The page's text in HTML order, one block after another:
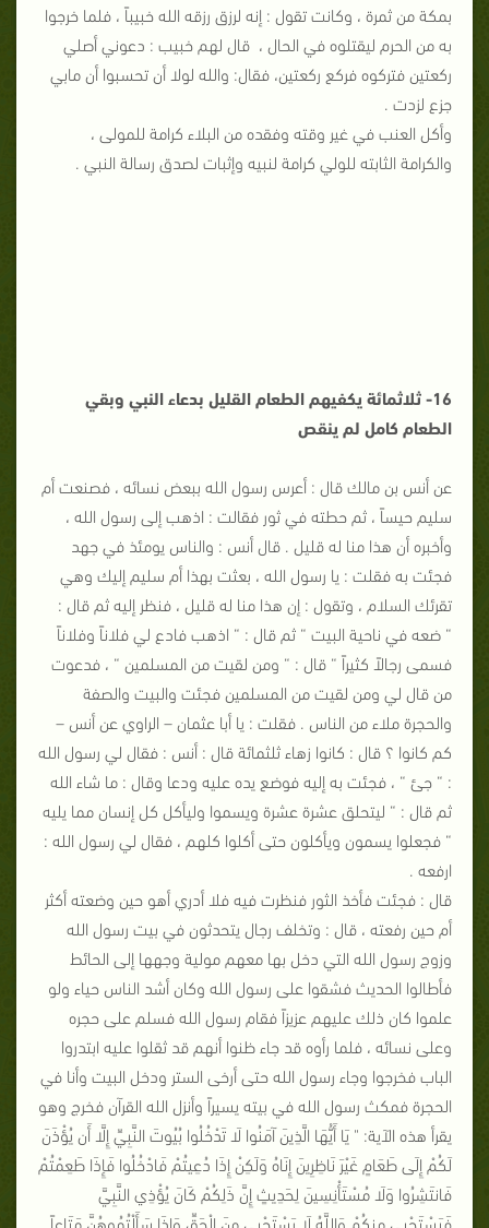
بمكة من ثمرة ، وكانت تقول : إنه لرزق رزقه الله خبيباً ، فلما خرجوا
به من الحرم ليقتلوه في الحال ، قال لهم خبيب : دعوني أصلي
ركعتين فتركوه فركع ركعتين، فقال: والله لولا أن تحسبوا أن مابي
جزع لزدت .
وأكل العنب في غير وقته وفقده من البلاء كرامة للمولى ،
والكرامة الثابته للولي كرامة لنبيه وإثبات لصدق رسالة النبي .
16- ثلاثمائة يكفيهم الطعام القليل بدعاء النبي وبقي
الطعام كامل لم ينقص
عن أنس بن مالك قال : أعرس رسول الله ببعض نسائه ، فصنعت أم
سليم حيساً ، ثم حطته في ثور فقالت : اذهب إلى رسول الله ،
وأخبره أن هذا منا له قليل . قال أنس : والناس يومئذ في جهد
فجئت به فقلت : يا رسول الله ، بعثت بهذا أم سليم إليك وهي
تقرئك السلام ، وتقول : إن هذا منا له قليل ، فنظر إليه ثم قال :
“ ضعه في ناحية البيت “ ثم قال : “ اذهب فادع لي فلاناً وفلاناً
فسمى رجالاً كثيراً “ قال : “ ومن لقيت من المسلمين “ ، فدعوت
من قال لي ومن لقيت من المسلمين فجئت والبيت والصفة
والحجرة ملاء من الناس . فقلت : يا أبا عثمان – الراوي عن أنس –
كم كانوا ؟ قال : كانوا زهاء ثلثمائة قال : أنس : فقال لي رسول الله
: “ جئ “ ، فجئت به إليه فوضع يده عليه ودعا وقال : ما شاء الله
ثم قال : “ ليتحلق عشرة عشرة ويسموا وليأكل كل إنسان مما يليه
“ فجعلوا يسمون ويأكلون حتى أكلوا كلهم ، فقال لي رسول الله :
ارفعه .
قال : فجئت فأخذ الثور فنظرت فيه فلا أدري أهو حين وضعته أكثر
أم حين رفعته ، قال : وتخلف رجال يتحدثون في بيت رسول الله
وزوج رسول الله التي دخل بها معهم مولية وجهها إلى الحائط
فأطالوا الحديث فشقوا على رسول الله وكان أشد الناس حياء ولو
علموا كان ذلك عليهم عزيزاً فقام رسول الله فسلم على حجره
وعلى نسائه ، فلما رأوه قد جاء ظنوا أنهم قد ثقلوا عليه ابتدروا
الباب فخرجوا وجاء رسول الله حتى أرخى الستر ودخل البيت وأنا في
الحجرة فمكث رسول الله في بيته يسيراً وأنزل الله القرآن فخرج وهو
يقرأ هذه الآية: " يَا أَيُّهَا الَّذِينَ آمَنُوا لَا تَدْخُلُوا بُيُوتَ النَّبِيِّ إِلَّا أَن يُؤْذَنَ
لَكُمْ إِلَى طَعَامٍ غَيْرَ نَاظِرِينَ إِنَاهُ وَلَكِنْ إِذَا دُعِيتُمْ فَادْخُلُوا فَإِذَا طَعِمْتُمْ
فَانتَشِرُوا وَلَا مُسْتَأْنِسِينَ لِحَدِيثٍ إِنَّ ذَلِكُمْ كَانَ يُؤْذِي النَّبِيَّ
فَيَسْتَحْيِي مِنكُمْ وَاللَّهُ لَا يَسْتَحْيِي مِنَ الْحَقِّ وَإِذَا سَأَلْتُمُوهُنَّ مَتَاعاً